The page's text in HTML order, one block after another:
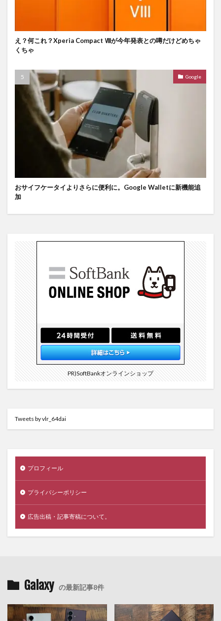
え？何これ？Xperia Compact Ⅷが今年発表との噂だけどめちゃ
くちゃ
Google
おサイフケータイよりさらに便利に。Google Walletに新機能追
加
PR)SoftBankオンラインショップ
Tweets by vlr_64dai
プロフィール
プライバシーポリシー
広告出稿・記事寄稿について。
Galaxy の最新記事8件